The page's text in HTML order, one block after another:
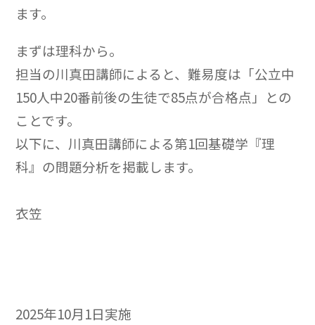
ます。
まずは理科から。
担当の川真田講師によると、難易度は「公立中
150人中20番前後の生徒で85点が合格点」との
ことです。
以下に、川真田講師による第1回基礎学『理
科』の問題分析を掲載します。
衣笠
2025年10月1日実施